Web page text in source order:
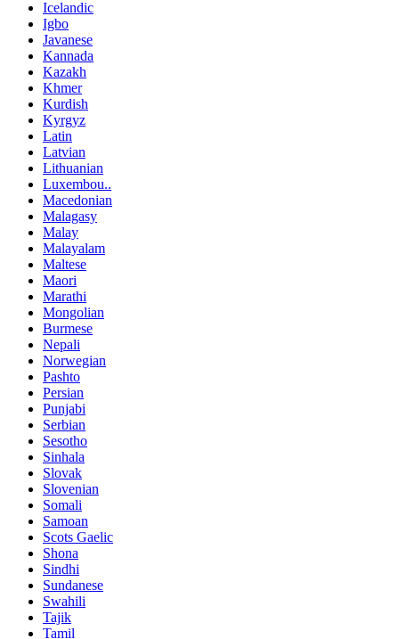
Icelandic
Igbo
Javanese
Kannada
Kazakh
Khmer
Kurdish
Kyrgyz
Latin
Latvian
Lithuanian
Luxembou..
Macedonian
Malagasy
Malay
Malayalam
Maltese
Maori
Marathi
Mongolian
Burmese
Nepali
Norwegian
Pashto
Persian
Punjabi
Serbian
Sesotho
Sinhala
Slovak
Slovenian
Somali
Samoan
Scots Gaelic
Shona
Sindhi
Sundanese
Swahili
Tajik
Tamil